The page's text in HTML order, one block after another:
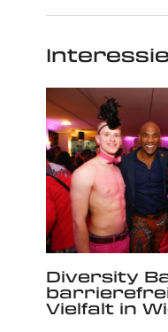
Diversity
Vielfalt in